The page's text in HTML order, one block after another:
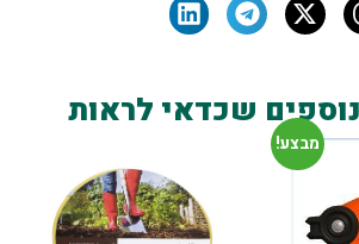
שכדאי לראות
מבצע!